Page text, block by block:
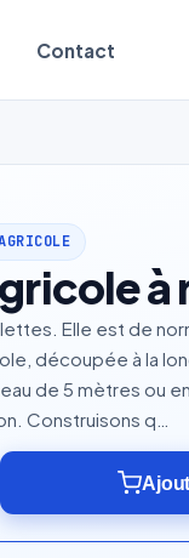
Contact
Elle est de
découpée à la
de 5 mètres ou
Construisons q…